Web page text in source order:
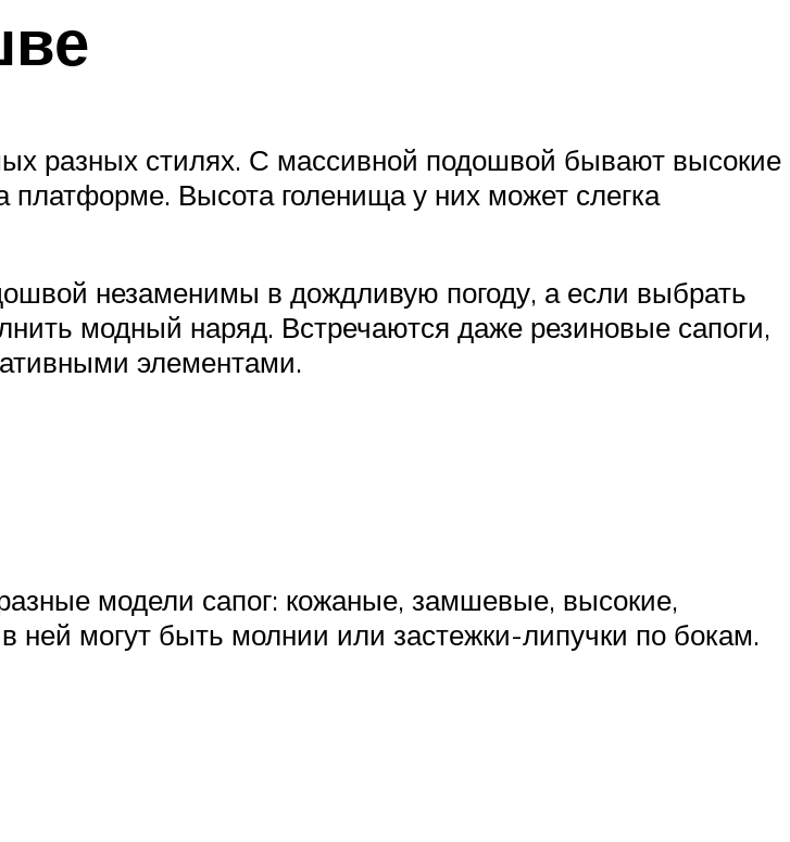
разных стилях. С массивной подошвой бывают высокие
Высота голенища у них может слегка
незаменимы в дождливую погоду, а если выбрать
модный наряд. Встречаются даже резиновые сапоги,
элементами.
модели сапог: кожаные, замшевые, высокие,
могут быть молнии или застежки-липучки по бокам.